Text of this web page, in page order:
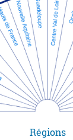
Régions